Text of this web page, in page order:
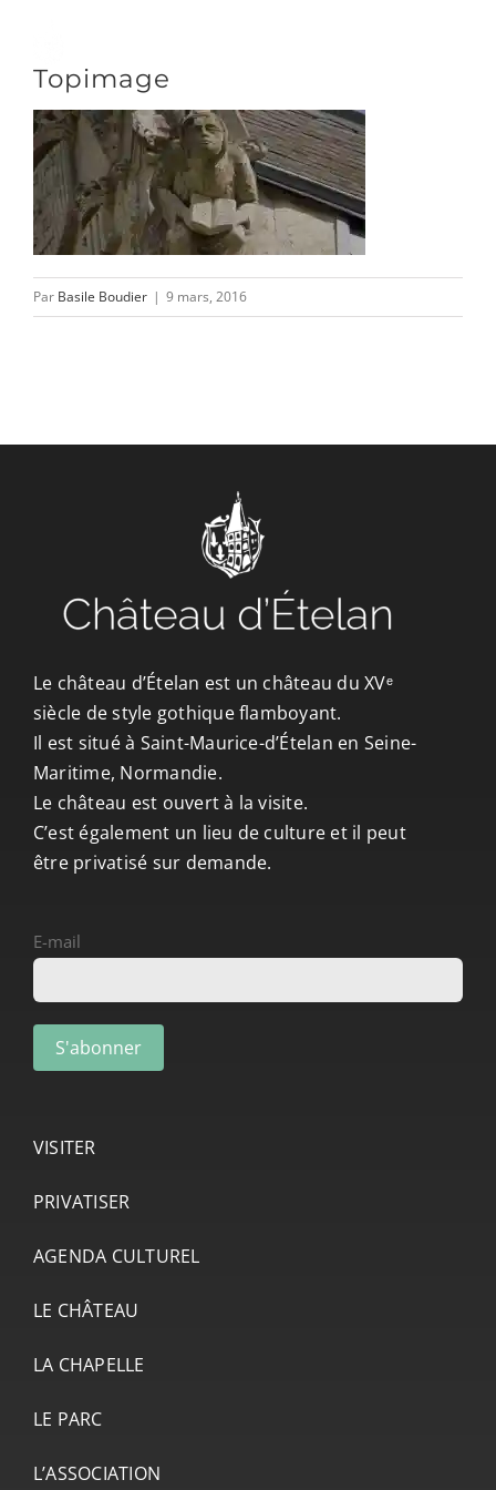
contenu
DÉCOUVRIR
VENIR
NOUS SUIVRE
CONTACT/ACCÈS
Topimage
Par Basile Boudier | 9 mars, 2016
Le château d’Ételan est un château du XVᵉ
siècle de style gothique flamboyant.
Il est situé à Saint-Maurice-d’Ételan en Seine-
Maritime, Normandie.
Le château est ouvert à la visite.
C’est également un lieu de culture et il peut
être privatisé sur demande.
E-mail
VISITER
PRIVATISER
AGENDA CULTUREL
LE CHÂTEAU
LA CHAPELLE
LE PARC
L’ASSOCIATION